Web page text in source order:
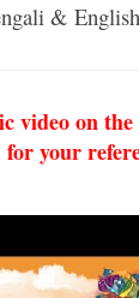
&
video on
for your